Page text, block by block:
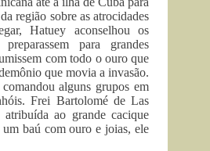
região sobre as atrocidades
Hatuey aconselhou os
para grandes
com todo o ouro que
que movia a invasão.
alguns grupos em
Frei Bartolomé de Las
atribuída ao grande cacique
baú com ouro e joias, ele